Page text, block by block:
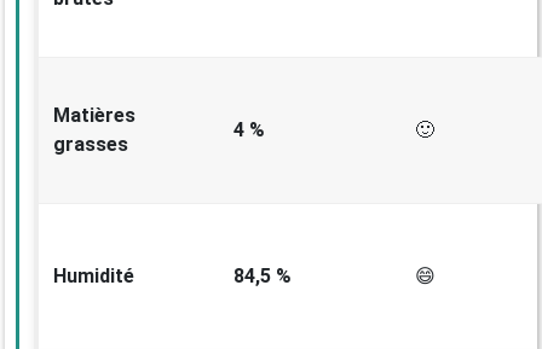
Matières
grasses
4 % 🙂
Humidité 84,5 % 😄